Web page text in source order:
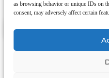
as browsing behavior or unique IDs on
consent, may adversely affect certain
Kosarad
Üres a kosarad Vissza
Vásárlás folytatása